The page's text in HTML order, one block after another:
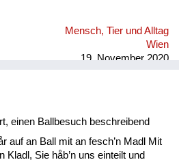
Mensch, Tier und Alltag
Wien
19. November 2020
einen Ballbesuch beschreibend
auf an Ball mit an fesch’n Madl Mit
Sie håb’n uns einteilt und